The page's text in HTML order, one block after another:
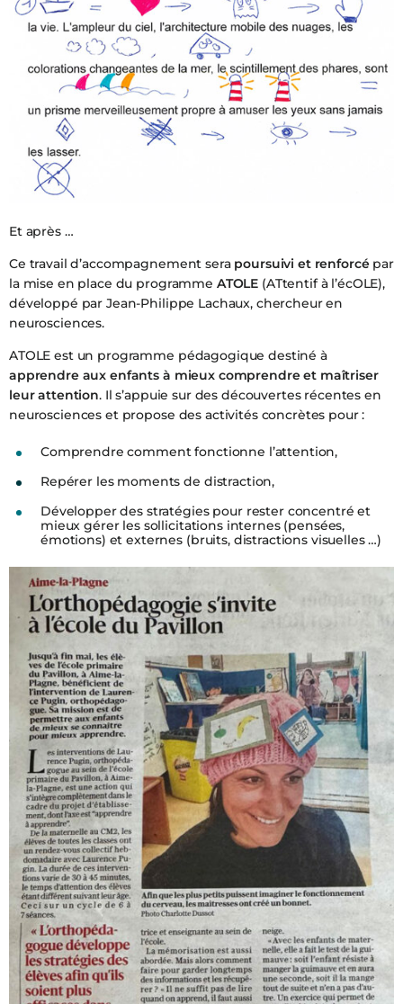
Et après …
Ce travail d’accompagnement sera poursuivi et renforcépar
la mise en place du programme ATOLE (ATtentif à l’écOLE),
développé par Jean-Philippe Lachaux, chercheur en
neurosciences.
ATOLE est un programme pédagogique destiné à
apprendre aux enfants à mieux comprendre et maîtriser
leur attention. Il s’appuie sur des découvertes récentes en
neurosciences et propose des activités concrètes pour :
Comprendre comment fonctionne l’attention,
Repérer les moments de distraction,
Développer des stratégies pour rester concentré et
mieux gérer les sollicitations internes (pensées,
émotions) et externes (bruits, distractions visuelles …)